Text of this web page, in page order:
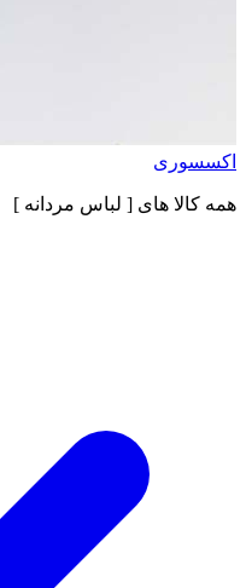
اکسسوری
همه کالا های [ لباس مردانه ]